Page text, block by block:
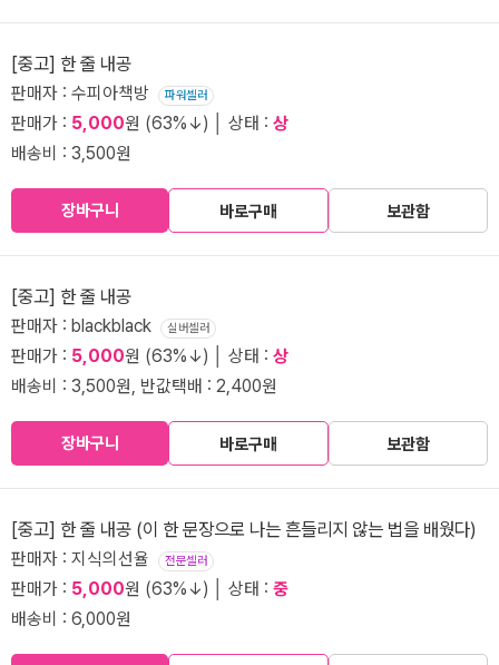
[중고] 한 줄 내공
판매자 : 수피아책방 파워셀러
판매가 : 5,000원 (63%↓) │ 상태 : 상
배송비 : 3,500원
장바구니 바로구매 보관함
[중고] 한 줄 내공
판매자 : blackblack 실버셀러
판매가 : 5,000원 (63%↓) │ 상태 : 상
배송비 : 3,500원, 반값택배 : 2,400원
장바구니 바로구매 보관함
[중고] 한 줄 내공 (이 한 문장으로 나는 흔들리지 않는 법을 배웠다)
판매자 : 지식의선율 전문셀러
판매가 : 5,000원 (63%↓) │ 상태 : 중
배송비 : 6,000원